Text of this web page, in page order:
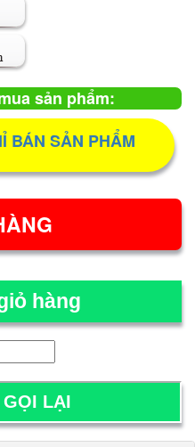
sản phẩm:
BÁN SẢN PHẨM
hàng